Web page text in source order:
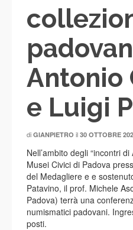
Antonio
e Luigi
di GIANPIETRO il 30 OTTOBRE
Nell’ambito degli “incontri
Musei Civici di Padova
del Medagliere e e
Patavino, il prof. Michele
Padova) terrà una
numismatici padovani.
posti.